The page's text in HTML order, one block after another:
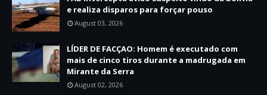
e realiza disparos para forçar pouso
August 03, 2026
LÍDER DE FACÇAO: Homem é executado com
mais de cinco tiros durante a madrugada em
Mirante da Serra
August 02, 2026